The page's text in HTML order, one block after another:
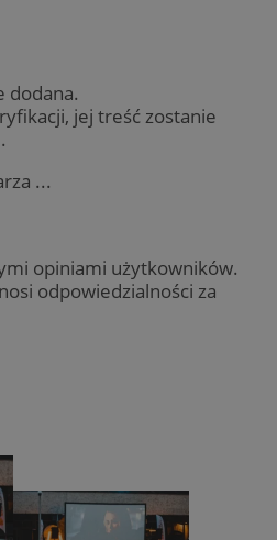
dodana.
jej treść zostanie
...
opiniami użytkowników.
odpowiedzialności za